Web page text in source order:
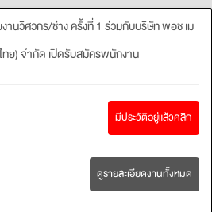
านวิศวกร/ช่าง ครั้งที่ 1 ร่วมกับบริษัท พอช เม
ทย) จำกัด เปิดรับสมัครพนักงาน
มีประวัติอยู่แล้วคลิก
ดูรายละเอียดงานทั้งหมด